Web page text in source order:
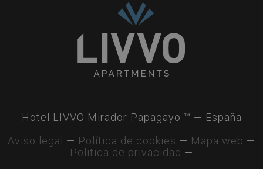
Home
Collection
Hotel LIVVO Mirador Papagayo ™ — España
Aviso legal
— Política de cookies — Mapa web —
Politica de privacidad —